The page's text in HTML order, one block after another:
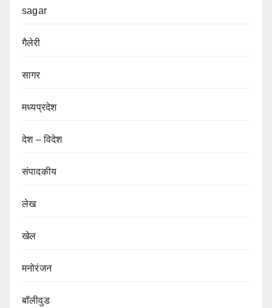
sagar
गैलेरी
सागर
मध्यप्रदेश
देश – विदेश
संपादकीय
लेख
खेल
मनोरंजन
बॉलीवुड